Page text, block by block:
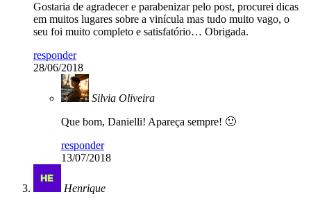
Gostaria de agradecer e parabenizar pelo post, procurei dicas
em muitos lugares sobre a vinícula mas tudo muito vago, o
seu foi muito completo e satisfatório… Obrigada.
responder
28/06/2018
Silvia Oliveira
Que bom, Danielli! Apareça sempre! 🙂
responder
13/07/2018
Henrique